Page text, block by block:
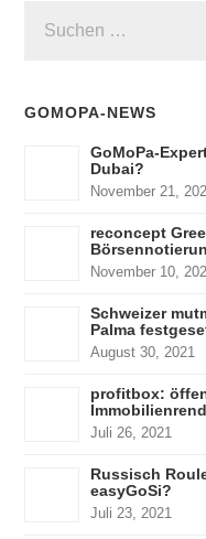
NACH:
GOMOPA-NEWS
GoMoPa-
Dubai?
November 21,
reconcept
November 10,
Schweizer
Palma
August 30, 2021
profitbox:
Juli 26, 2021
Russisch
easyGoSi?
Juli 23, 2021